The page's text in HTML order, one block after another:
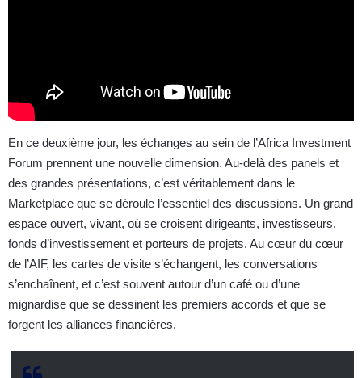
En ce deuxième jour, les échanges au sein de l’Africa Investment
Forum prennent une nouvelle dimension. Au-delà des panels et
des grandes présentations, c’est véritablement dans le
Marketplace que se déroule l’essentiel des discussions. Un grand
espace ouvert, vivant, où se croisent dirigeants, investisseurs,
fonds d’investissement et porteurs de projets. Au cœur du cœur
de l’AIF, les cartes de visite s’échangent, les conversations
s’enchaînent, et c’est souvent autour d’un café ou d’une
mignardise que se dessinent les premiers accords et que se
forgent les alliances financières.